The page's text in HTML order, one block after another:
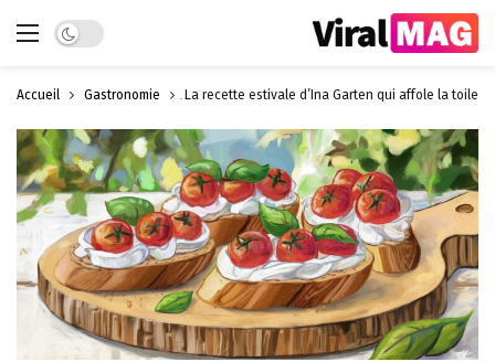
Dark mode
Accueil Gastronomie La recette estivale d’Ina Garten qui affole la toile